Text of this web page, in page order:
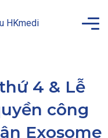
4 & Lễ
công
Exosome